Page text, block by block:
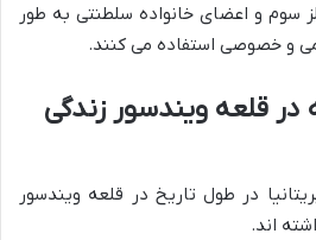
سوم و اعضای خانواده سلطنتی به طور
و خصوصی استفاده می کنند.
در قلعه ویندسور زندگی
بریتانیا در طول تاریخ در قلعه ویندسور
اند.